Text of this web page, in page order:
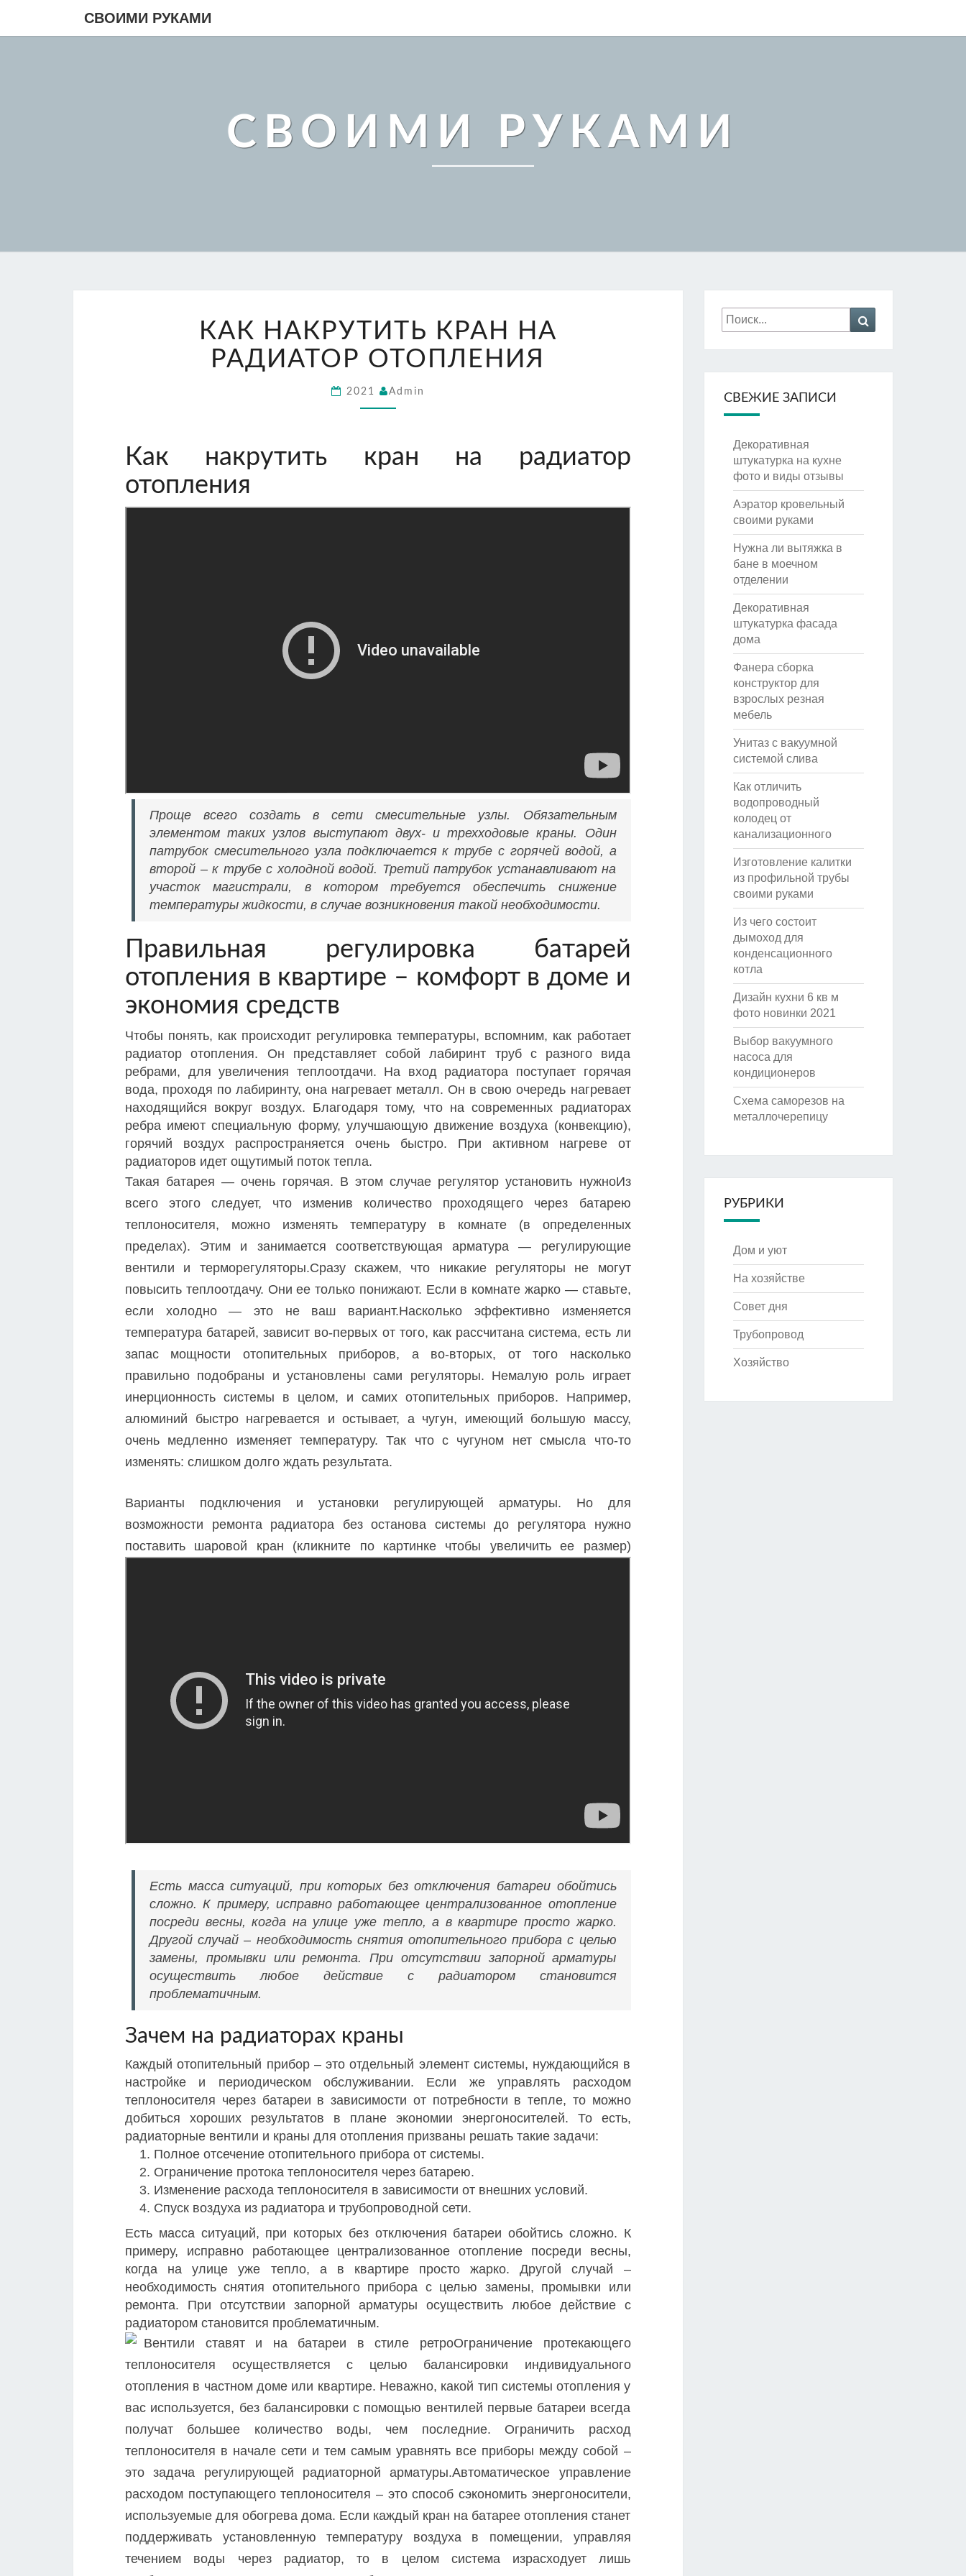
СВОИМИ РУКАМИ
СВОИМИ РУКАМИ
НАКРУТИТЬ
КРАН
НА
РАДИАТОР
КАК НАКРУТИТЬ КРАН НА
РАДИАТОР ОТОПЛЕНИЯ
2021 Admin
Как накрутить кран на радиатор
отопления
Проще всего создать в сети смесительные узлы. Обязательным
элементом таких узлов выступают двух- и трехходовые краны. Один
патрубок смесительного узла подключается к трубе с горячей водой, а
второй – к трубе с холодной водой. Третий патрубок устанавливают на
участок магистрали, в котором требуется обеспечить снижение
температуры жидкости, в случае возникновения такой необходимости.
Правильная регулировка батарей
отопления в квартире – комфорт в доме и
экономия средств
Чтобы понять, как происходит регулировка температуры, вспомним, как работает
радиатор отопления. Он представляет собой лабиринт труб с разного вида
ребрами, для увеличения теплоотдачи. На вход радиатора поступает горячая
вода, проходя по лабиринту, она нагревает металл. Он в свою очередь нагревает
находящийся вокруг воздух. Благодаря тому, что на современных радиаторах
ребра имеют специальную форму, улучшающую движение воздуха (конвекцию),
горячий воздух распространяется очень быстро. При активном нагреве от
радиаторов идет ощутимый поток тепла.
Такая батарея — очень горячая. В этом случае регулятор установить нужноИз
всего этого следует, что изменив количество проходящего через батарею
теплоносителя, можно изменять температуру в комнате (в определенных
пределах). Этим и занимается соответствующая арматура — регулирующие
вентили и терморегуляторы.Сразу скажем, что никакие регуляторы не могут
повысить теплоотдачу. Они ее только понижают. Если в комнате жарко — ставьте,
если холодно — это не ваш вариант.Насколько эффективно изменяется
температура батарей, зависит во-первых от того, как рассчитана система, есть ли
запас мощности отопительных приборов, а во-вторых, от того насколько
правильно подобраны и установлены сами регуляторы. Немалую роль играет
инерционность системы в целом, и самих отопительных приборов. Например,
алюминий быстро нагревается и остывает, а чугун, имеющий большую массу,
очень медленно изменяет температуру. Так что с чугуном нет смысла что-то
изменять: слишком долго ждать результата.
Варианты подключения и установки регулирующей арматуры. Но для
возможности ремонта радиатора без останова системы до регулятора нужно
поставить шаровой кран (кликните по картинке чтобы увеличить ее размер)
Есть масса ситуаций, при которых без отключения батареи обойтись
сложно. К примеру, исправно работающее централизованное отопление
посреди весны, когда на улице уже тепло, а в квартире просто жарко.
Другой случай – необходимость снятия отопительного прибора с целью
замены, промывки или ремонта. При отсутствии запорной арматуры
осуществить любое действие с радиатором становится
проблематичным.
Зачем на радиаторах краны
Каждый отопительный прибор – это отдельный элемент системы, нуждающийся в
настройке и периодическом обслуживании. Если же управлять расходом
теплоносителя через батареи в зависимости от потребности в тепле, то можно
добиться хороших результатов в плане экономии энергоносителей. То есть,
радиаторные вентили и краны для отопления призваны решать такие задачи:
Полное отсечение отопительного прибора от системы.
Ограничение протока теплоносителя через батарею.
Изменение расхода теплоносителя в зависимости от внешних условий.
Спуск воздуха из радиатора и трубопроводной сети.
Есть масса ситуаций, при которых без отключения батареи обойтись сложно. К
примеру, исправно работающее централизованное отопление посреди весны,
когда на улице уже тепло, а в квартире просто жарко. Другой случай –
необходимость снятия отопительного прибора с целью замены, промывки или
ремонта. При отсутствии запорной арматуры осуществить любое действие с
радиатором становится проблематичным.
Вентили ставят и на батареи в стиле ретроОграничение протекающего
теплоносителя осуществляется с целью балансировки индивидуального
отопления в частном доме или квартире. Неважно, какой тип системы отопления у
вас используется, без балансировки с помощью вентилей первые батареи всегда
получат большее количество воды, чем последние. Ограничить расход
теплоносителя в начале сети и тем самым уравнять все приборы между собой –
это задача регулирующей радиаторной арматуры.Автоматическое управление
расходом поступающего теплоносителя – это способ сэкономить энергоносители,
используемые для обогрева дома. Если каждый кран на батарее отопления станет
поддерживать установленную температуру воздуха в помещении, управляя
течением воды через радиатор, то в целом система израсходует лишь
Искать:
СВЕЖИЕ ЗАПИСИ
Декоративная
штукатурка на кухне
фото и виды отзывы
Аэратор кровельный
своими руками
Нужна ли вытяжка в
бане в моечном
отделении
Декоративная
штукатурка фасада
дома
Фанера сборка
конструктор для
взрослых резная
мебель
Унитаз с вакуумной
системой слива
Как отличить
водопроводный
колодец от
канализационного
Изготовление калитки
из профильной трубы
своими руками
Из чего состоит
дымоход для
конденсационного
котла
Дизайн кухни 6 кв м
фото новинки 2021
Выбор вакуумного
насоса для
кондиционеров
Схема саморезов на
металлочерепицу
РУБРИКИ
Дом и уют
На хозяйстве
Совет дня
Трубопровод
Хозяйство